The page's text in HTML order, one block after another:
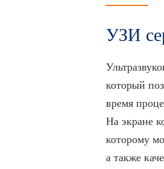
УЗИ
который
время
На экране
которому
а также